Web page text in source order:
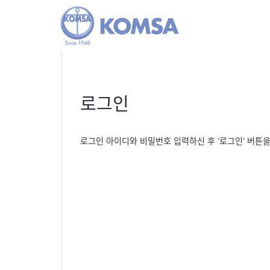
로그인
로그인 아이디와 비밀번호 입력하신 후 '로그인' 버튼